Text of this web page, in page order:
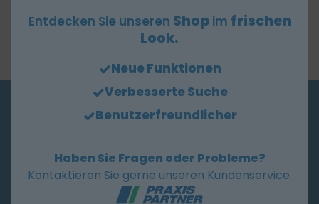
BESTELLHOTLINE
+49 6431 9780-100
08:00 - 17:00 Uhr
Entdecken Sie unseren Shop im frischen
Look.
Neue Funktionen
Verbesserte Suche
Benutzerfreundlicher
Haben Sie Fragen oder Probleme?
Kontaktieren Sie gerne unseren Kundenservice.